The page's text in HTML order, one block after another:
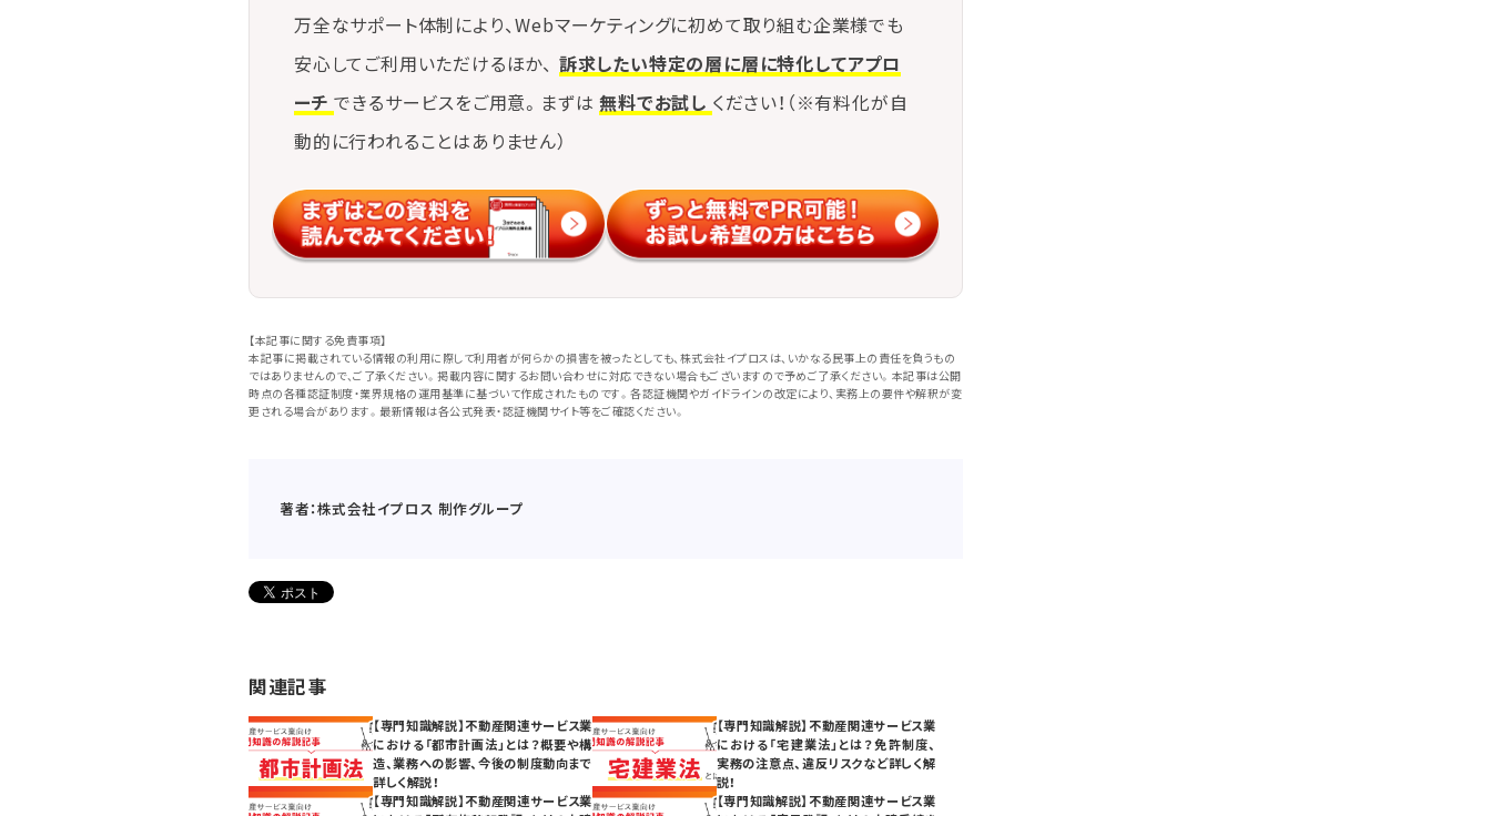
万全なサポート体制により、Webマーケティングに初めて取り組む企業様でも
安心してご利用いただけるほか、 訴求したい特定の層に層に特化してアプロ
ーチできるサービスをご用意。まずは無料でお試し ください！（※有料化が自
動的に行われることはありません）
【本記事に関する免責事項】
本記事に掲載されている情報の利用に際して利用者が何らかの損害を被ったとしても、株式会社イプロスは、いかなる民事上の責任を負うもの
ではありませんので、ご了承ください。掲載内容に関するお問い合わせに対応できない場合もございますので予めご了承ください。本記事は公開
時点の各種認証制度・業界規格の運用基準に基づいて作成されたものです。各認証機関やガイドラインの改定により、実務上の要件や解釈が変
更される場合があります。最新情報は各公式発表・認証機関サイト等をご確認ください。
著者：株式会社イプロス 制作グループ
関連記事
【専門知識解説】不動産関連サービス業
における「都市計画法」とは？概要や構
造、業務への影響、今後の制度動向まで
詳しく解説！
【専門知識解説】不動産関連サービス業
における「宅建業法」とは？免許制度、
実務の注意点、違反リスクなど詳しく解
説！
【専門知識解説】不動産関連サービス業
【専門知識解説】不動産関連サービス業